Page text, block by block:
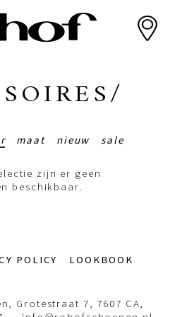
maat nieuw sale
zijn er geen
beschikbaar.
POLICY LOOKBOOK
Grotestraat 7, 7607 CA,